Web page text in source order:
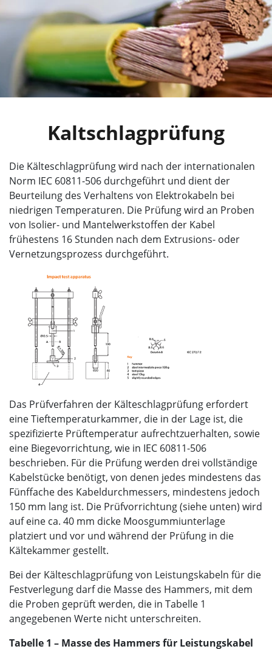
Kaltschlagprüfung
Die Kälteschlagprüfung wird nach der internationalen
Norm IEC 60811-506 durchgeführt und dient der
Beurteilung des Verhaltens von Elektrokabeln bei
niedrigen Temperaturen. Die Prüfung wird an Proben
von Isolier- und Mantelwerkstoffen der Kabel
frühestens 16 Stunden nach dem Extrusions- oder
Vernetzungsprozess durchgeführt.
Das Prüfverfahren der Kälteschlagprüfung erfordert
eine Tieftemperaturkammer, die in der Lage ist, die
spezifizierte Prüftemperatur aufrechtzuerhalten, sowie
eine Biegevorrichtung, wie in IEC 60811-506
beschrieben. Für die Prüfung werden drei vollständige
Kabelstücke benötigt, von denen jedes mindestens das
Fünffache des Kabeldurchmessers, mindestens jedoch
150 mm lang ist. Die Prüfvorrichtung (siehe unten) wird
auf eine ca. 40 mm dicke Moosgummiunterlage
platziert und vor und während der Prüfung in die
Kältekammer gestellt.
Bei der Kälteschlagprüfung von Leistungskabeln für die
Festverlegung darf die Masse des Hammers, mit dem
die Proben geprüft werden, die in Tabelle 1
angegebenen Werte nicht unterschreiten.
Tabelle 1 – Masse des Hammers für Leistungskabel